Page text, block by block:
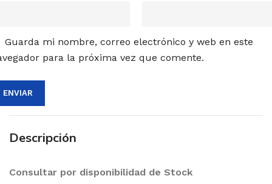
Guarda mi nombre, correo electrónico y web en este
para la próxima vez que comente.
Descripción
Consultar por disponibilidad de Stock